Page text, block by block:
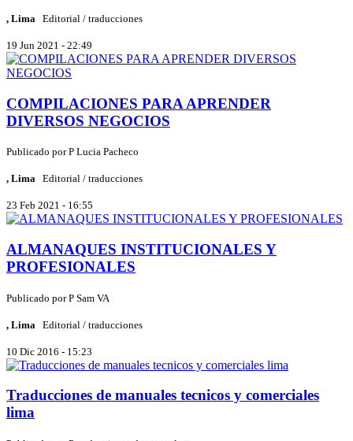
, Lima Editorial / traducciones
19 Jun 2021 - 22:49
COMPILACIONES PARA APRENDER
DIVERSOS NEGOCIOS
Publicado porP Lucia Pacheco
, Lima Editorial / traducciones
23 Feb 2021 - 16:55
ALMANAQUES INSTITUCIONALES Y
PROFESIONALES
Publicado porP Sam VA
, Lima Editorial / traducciones
10 Dic 2016 - 15:23
Traducciones de manuales tecnicos y comerciales
lima